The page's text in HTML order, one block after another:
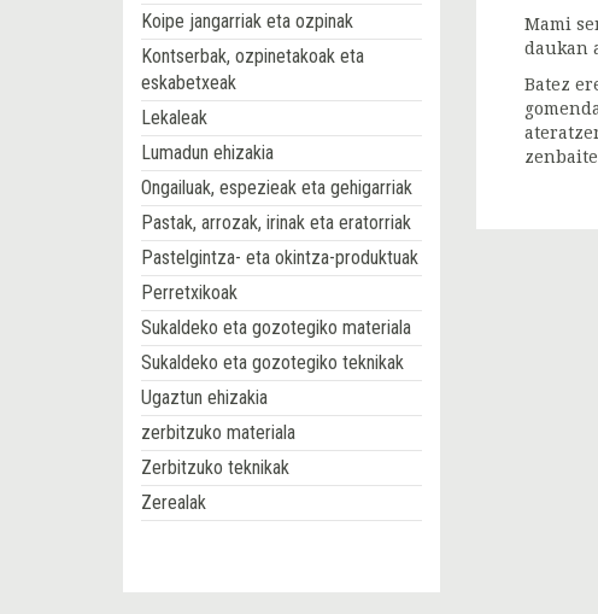
Koipe jangarriak eta ozpinak
Kontserbak, ozpinetakoak eta
eskabetxeak
Lekaleak
Lumadun ehizakia
Ongailuak, espezieak eta gehigarriak
Pastak, arrozak, irinak eta eratorriak
Pastelgintza- eta okintza-produktuak
Perretxikoak
Sukaldeko eta gozotegiko materiala
Sukaldeko eta gozotegiko teknikak
Ugaztun ehizakia
zerbitzuko materiala
Zerbitzuko teknikak
Zerealak
Mami
daukan
Batez